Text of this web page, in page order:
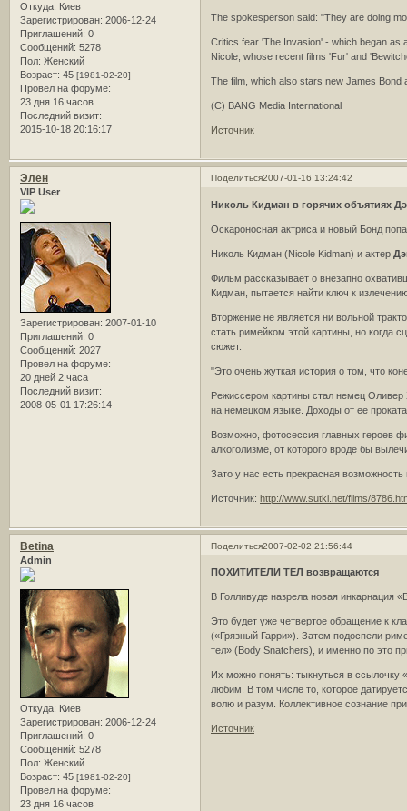
Откуда: Киев
Зарегистрирован: 2006-12-24
Приглашений: 0
Сообщений: 5278
Пол: Женский
Возраст: 45 [1981-02-20]
Провел на форуме:
23 дня 16 часов
Последний визит:
2015-10-18 20:16:17
The spokesperson said: "They are doing
Critics fear 'The Invasion' - which began as
Nicole, whose recent films 'Fur' and
The film, which also stars new James Bond
(C) BANG Media International
Источник
Поделиться2007-01-16 13:24:42
Элен
VIP User
Зарегистрирован: 2007-01-10
Приглашений: 0
Сообщений: 2027
Провел на форуме:
20 дней 2 часа
Последний визит:
2008-05-01 17:26:14
Николь Кидман в горячих объятиях
Оскароносная актриса и новый Бонд
Николь Кидман (Nicole Kidman) и актер
Фильм рассказывает о внезапно
Кидман, пытается найти ключ к
Вторжение не является ни вольной
стать римейком этой картины, но когда
сюжет.
"Это очень жуткая история о том, что
Режиссером картины стал немец
на немецком языке. Доходы от ее
Возможно, фотосессия главных героев
алкоголизме, от которого вроде бы
Зато у нас есть прекрасная
Источник:http://www.sutki.net/films/
Поделиться2007-02-02 21:56:44
Betina
Admin
Откуда: Киев
Зарегистрирован: 2006-12-24
Приглашений: 0
Сообщений: 5278
Пол: Женский
Возраст: 45 [1981-02-20]
Провел на форуме:
23 дня 16 часов
ПОХИТИТЕЛИ ТЕЛ возвращаются
В Голливуде назрела новая инкарнация
Это будет уже четвертое обращение к
(«Грязный Гарри»). Затем подоспели
тел» (Body Snatchers), и именно по это
Их можно понять: тыкнуться в ссылочку
любим. В том числе то, которое
волю и разум. Коллективное сознание
Источник